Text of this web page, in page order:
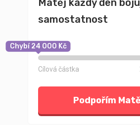
Matěj každý den
samostatnost
Chybí 24 000 Kč
Cílová částka
Podpořím